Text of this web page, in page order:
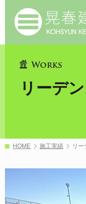
リーデ
HOME 施工実績 リ